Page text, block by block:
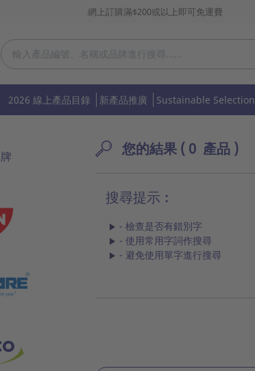
網上訂購滿$200或以上即可免運費
2026 線上產品目錄 新產品推廣 Sustainable Selection
您的結果 ( 0 產品 )
搜尋提示︰
- 檢查是否有錯別字
- 使用常用字詞作搜尋
- 避免使用單字進行搜尋